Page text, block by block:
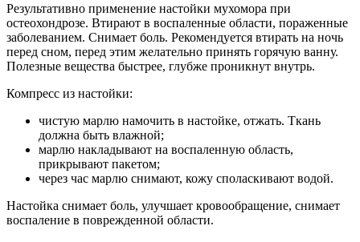
Результативно применение настойки мухомора при
остеохондрозе. Втирают в воспаленные области, пораженные
заболеванием. Снимает боль. Рекомендуется втирать на ночь
перед сном, перед этим желательно принять горячую ванну.
Полезные вещества быстрее, глубже проникнут внутрь.
Компресс из настойки:
чистую марлю намочить в настойке, отжать. Ткань
должна быть влажной;
марлю накладывают на воспаленную область,
прикрывают пакетом;
через час марлю снимают, кожу споласкивают водой.
Настойка снимает боль, улучшает кровообращение, снимает
воспаление в поврежденной области.